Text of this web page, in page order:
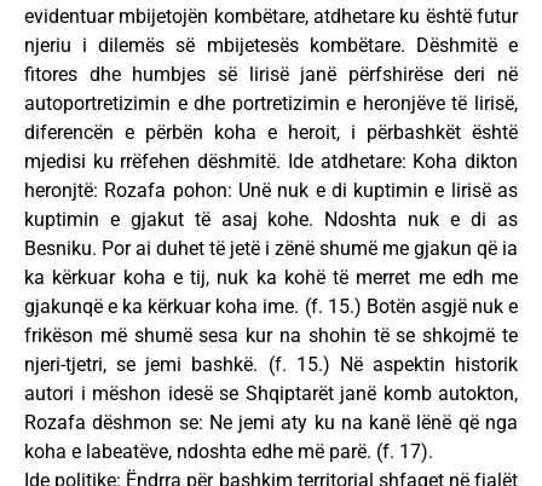
evidentuar mbijetojën kombëtare, atdhetare ku është futur
njeriu i dilemës së mbijetesës kombëtare. Dëshmitë e
fitores dhe humbjes së lirisë janë përfshirëse deri në
autoportretizimin e dhe portretizimin e heronjëve të lirisë,
diferencën e përbën koha e heroit, i përbashkët është
mjedisi ku rrëfehen dëshmitë. Ide atdhetare: Koha dikton
heronjtë: Rozafa pohon: Unë nuk e di kuptimin e lirisë as
kuptimin e gjakut të asaj kohe. Ndoshta nuk e di as
Besniku. Por ai duhet të jetë i zënë shumë me gjakun që ia
ka kërkuar koha e tij, nuk ka kohë të merret me edh me
gjakunqë e ka kërkuar koha ime. (f. 15.) Botën asgjë nuk e
frikëson më shumë sesa kur na shohin të se shkojmë te
njeri-tjetri, se jemi bashkë. (f. 15.) Në aspektin historik
autori i mëshon idesë se Shqiptarët janë komb autokton,
Rozafa dëshmon se: Ne jemi aty ku na kanë lënë që nga
koha e labeatëve, ndoshta edhe më parë. (f. 17).
Ide politike: Ëndrra për bashkim territorial shfaqet në fjalët